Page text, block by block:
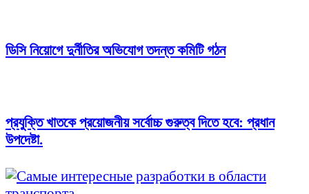
ডিসি নিয়োগে দুর্নীতির অভিযোগ তদন্ত কমিটি গঠন
প্রযুক্তি খাতকে প্রয়োজনীয় সর্বোচ্চ গুরুত্ব দিতে হবে: প্রধান
উপদেষ্টা.